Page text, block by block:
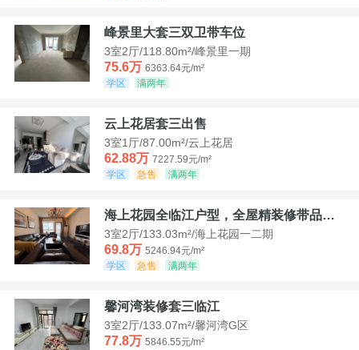
峰景里大套三双卫带车位
3室2厅/118.80m²/峰景里一期
75.6万 6363.64元/m²
学区
满两年
云上花居套三出售
3室1厅/87.00m²/云上花居
62.88万 7227.59元/m²
学区
急售 满两年
海上花园全临江户型，全屋精装修带品牌家具家电，诚意出售！
3室2厅/133.03m²/海上花园一二期
69.8万 5246.94元/m²
学区
急售 满两年
馨河湾装修套三临江
3室2厅/133.07m²/馨河湾G区
77.8万 5846.55元/m²